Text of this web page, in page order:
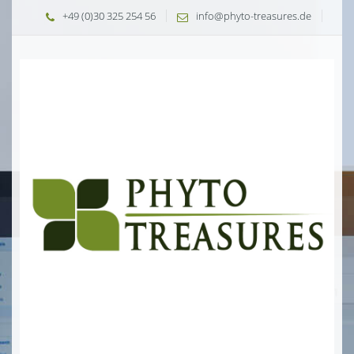
+49 (0)30 325 254 56 info@phyto-treasures.de